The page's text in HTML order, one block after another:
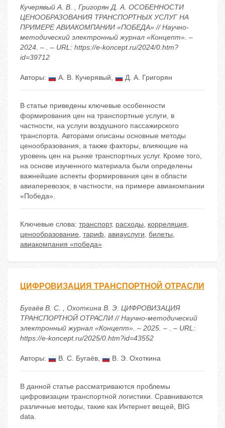
Кучерявый А. В. , Григорян Д. А. ОСОБЕННОСТИ
ЦЕНООБРАЗОВАНИЯ ТРАНСПОРТНЫХ УСЛУГ НА
ПРИМЕРЕ АВИАКОМПАНИИ «ПОБЕДА» // Научно-
методический электронный журнал «Концепт». –
2024. – . – URL: https://e-koncept.ru/2024/0.htm?
id=39712
Авторы: А. В. Кучерявый, Д. А. Григорян
В статье приведены ключевые особенности
формирования цен на транспортные услуги, в
частности, на услуги воздушного пассажирского
транспорта. Авторами описаны основные методы
ценообразования, а также факторы, влияющие на
уровень цен на рынке транспортных услуг. Кроме того,
на основе изученного материала были определены
важнейшие аспекты формирования цен в области
авиаперевозок, в частности, на примере авиакомпании
«Победа».
Ключевые слова: транспорт, расходы, корреляция,
ценообразование, тариф, авиауслуги, билеты,
авиакомпания «победа»
ЦИФРОВИЗАЦИЯ ТРАНСПОРТНОЙ ОТРАСЛИ
Бугаёв В. С. , Охоткина В. Э. ЦИФРОВИЗАЦИЯ
ТРАНСПОРТНОЙ ОТРАСЛИ // Научно-методический
электронный журнал «Концепт». – 2025. – . – URL:
https://e-koncept.ru/2025/0.htm?id=43552
Авторы: В. С. Бугаёв, В. Э. Охоткина
В данной статье рассматриваются проблемы
цифровизации транспортной логистики. Сравниваются
различные методы, такие как Интернет вещей, BIG
data.